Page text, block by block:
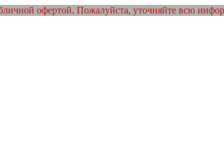
офертой. Пожалуйста, уточняйте всю